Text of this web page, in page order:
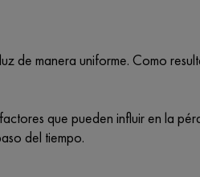
de manera uniforme. Como
que pueden influir en la
del tiempo.